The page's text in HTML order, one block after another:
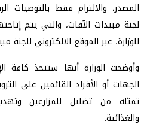
المصدر، والالتزام فقط بالتوصيات
لجنة مبيدات الآفات، والتي يتم
للوزارة، عبر الموقع الالكتروني للجنة
وأوضحت الوزارة أنها ستتخذ كافة
الجهات أو الأفراد القائمين على
تمثله من تضليل للمزارعين
والغذائية.